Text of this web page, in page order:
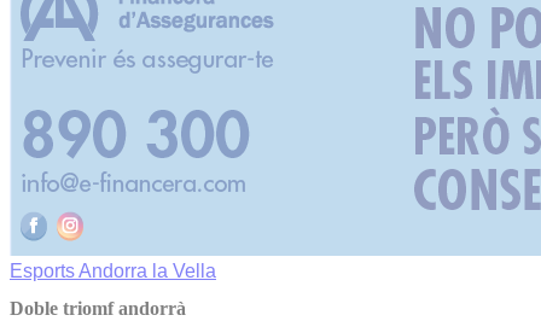
EsportsAndorra la Vella
Doble triomf andorrà